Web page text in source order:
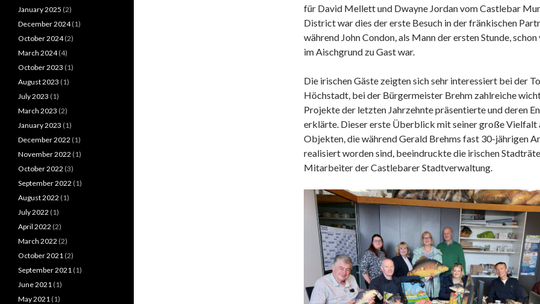
für David Mellett und Dwayne Jordan vom Castlebar
District war dies der erste Besuch in der fränkischen
während John Condon, als Mann der ersten Stunde,
im Aischgrund zu Gast war.
Die irischen Gäste zeigten sich sehr interessiert bei der
Höchstadt, bei der Bürgermeister Brehm zahlreiche
Projekte der letzten Jahrzehnte präsentierte und deren
erklärte. Dieser erste Überblick mit seiner große Vielfalt
Objekten, die während Gerald Brehms fast 30-jährigen
realisiert worden sind, beeindruckte die irischen
Mitarbeiter der Castlebarer Stadtverwaltung.
January 2025 (2)
December 2024(1)
October 2024(2)
March 2024(4)
October 2023 (1)
August 2023 (1)
July 2023 (1)
March 2023 (2)
January 2023 (1)
December 2022 (1)
November 2022 (1)
October 2022 (3)
September 2022 (1)
August 2022 (1)
July 2022 (1)
April 2022 (2)
March 2022 (2)
October 2021 (2)
September 2021 (1)
June 2021 (1)
May 2021 (1)